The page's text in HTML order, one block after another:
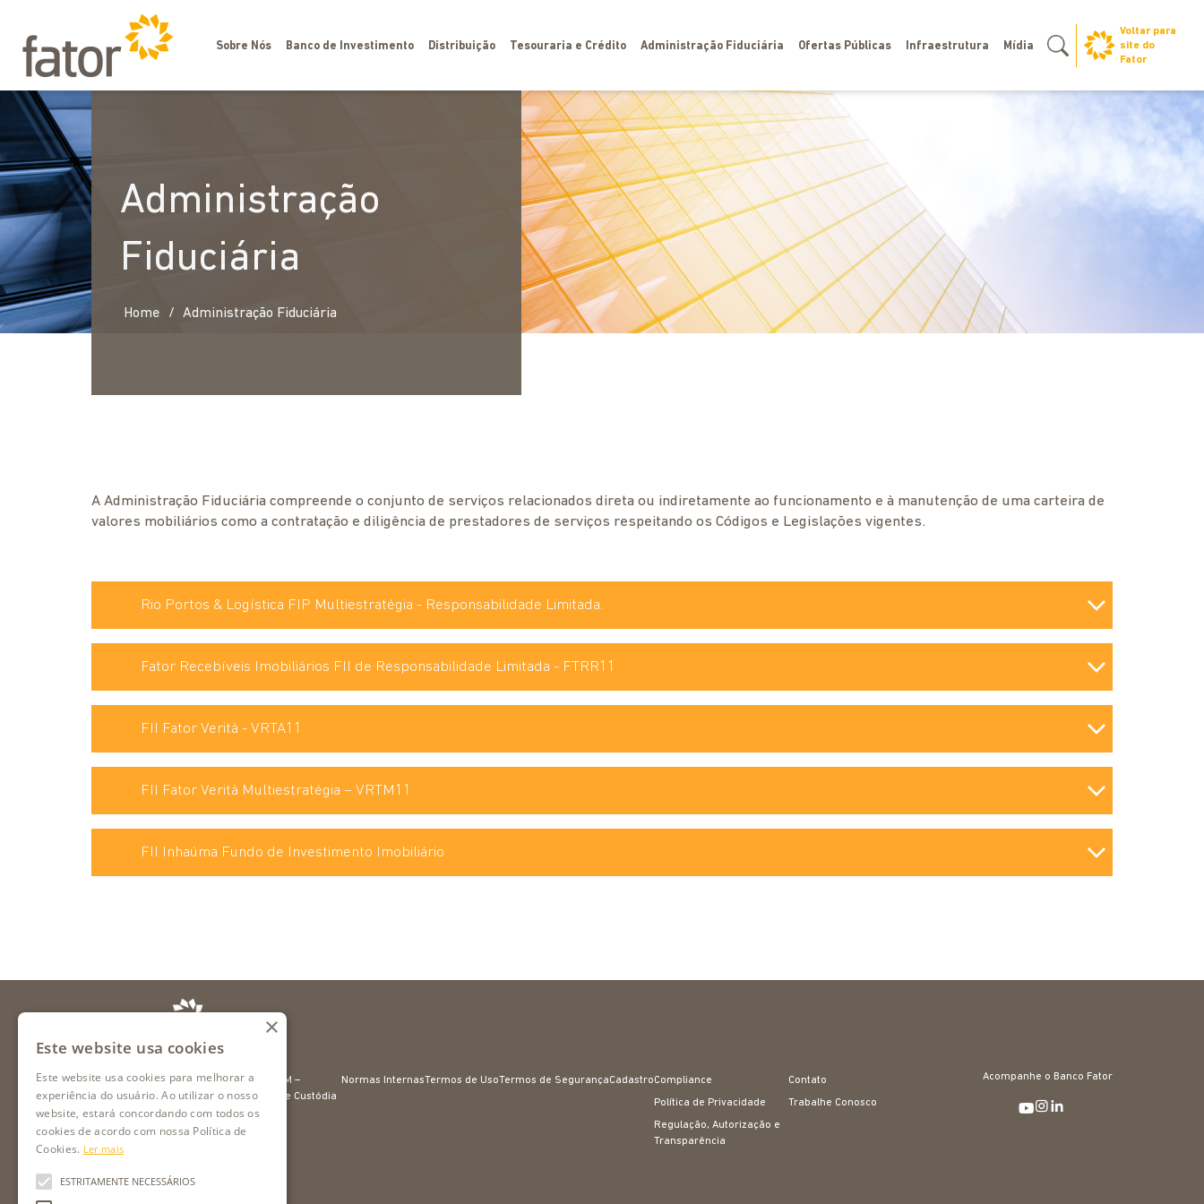
Sobre Nós Banco de Investimento Distribuição Tesouraria e Crédito Administração Fiduciária Ofertas Públicas Infraestrutura Mídia
Voltar para
site do
Fator
Administração
Fiduciária
Home / Administração Fiduciária
A Administração Fiduciária compreende o conjunto de serviços relacionados direta ou indiretamente ao funcionamento e à manutenção de uma carteira de
valores mobiliários como a contratação e diligência de prestadores de serviços respeitando os Códigos e Legislações vigentes.
Rio Portos & Logística FIP Multiestratégia - Responsabilidade Limitada.
Fator Recebíveis Imobiliários FII de Responsabilidade Limitada - FTRR11
FII Fator Verità - VRTA11
FII Fator Verità Multiestratégia – VRTM11
FII Inhaúma Fundo de Investimento Imobiliário
Acompanhe o Banco Fator
Sobre Nós
Banco de Investimento
Infraestrutura
Distribuição
Formulário STVM –
Transferência de Custódia
Sem Financeiro
Normas InternasTermos de UsoTermos de SegurançaCadastroCompliance
Política de Privacidade
Regulação, Autorização e
Transparência
Contato
Trabalhe Conosco
×
Este website usa cookies
Este website usa cookies para melhorar a
experiência do usuário. Ao utilizar o nosso
website, estará concordando com todos os
cookies de acordo com nossa Política de
Cookies. Ler mais
ESTRITAMENTE NECESSÁRIOS